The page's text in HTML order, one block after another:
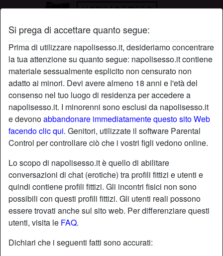
Si prega di accettare quanto segue:
Prima di utilizzare napolisesso.it, desideriamo concentrare
la tua attenzione su quanto segue: napolisesso.it contiene
materiale sessualmente esplicito non censurato non
adatto ai minori. Devi avere almeno 18 anni e l'età del
consenso nel tuo luogo di residenza per accedere a
napolisesso.it. I minorenni sono esclusi da napolisesso.it
e devonoabbandonare immediatamente questo sito Web
facendo clic qui. Genitori, utilizzate il software Parental
Control per controllare ciò che i vostri figli vedono online.
Lo scopo di napolisesso.it è quello di abilitare
conversazioni di chat (erotiche) tra profili fittizi e utenti e
quindi contiene profili fittizi. Gli incontri fisici non sono
possibili con questi profili fittizi. Gli utenti reali possono
essere trovati anche sul sito web. Per differenziare questi
utenti, visita le FAQ.
Dichiari che i seguenti fatti sono accurati:
Profilo di Desideria87
starAggiungi chatChatta adesso